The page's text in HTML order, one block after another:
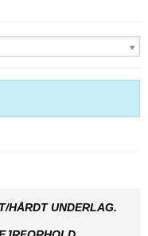
HÅRDT UNDERLAG.